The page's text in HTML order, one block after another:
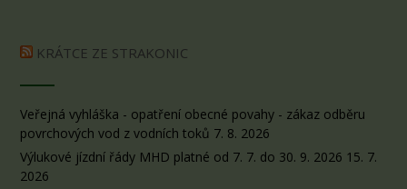
KRÁTCE ZE STRAKONIC
Veřejná vyhláška - opatření obecné povahy - zákaz odběru
povrchových vod z vodních toků 7. 8. 2026
Výlukové jízdní řády MHD platné od 7. 7. do 30. 9. 2026 15. 7.
2026